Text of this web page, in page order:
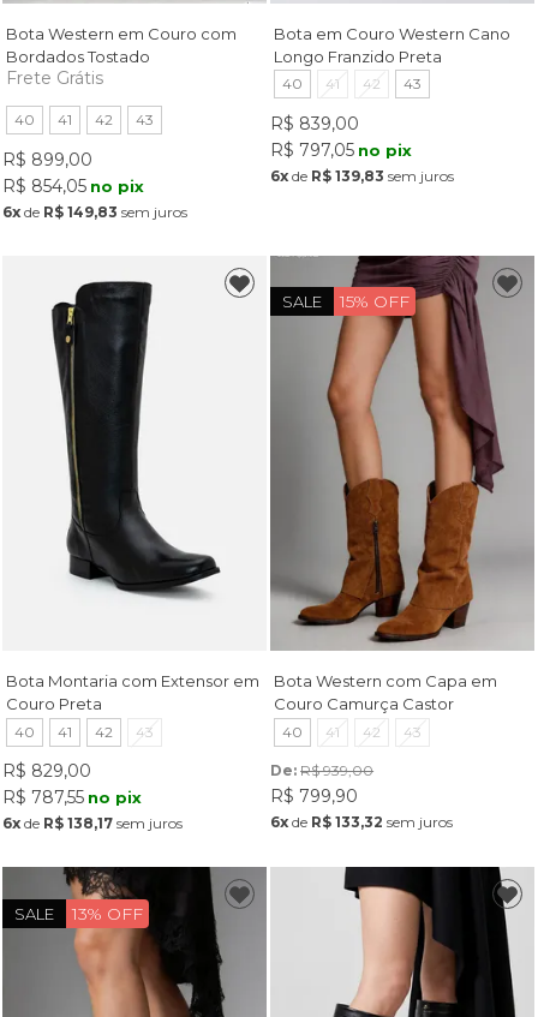
Bota Western em Couro com
Bordados Tostado
Frete Grátis
40 41 42 43
R$ 899,00
R$ 854,05 no pix
6xde R$ 149,83 sem juros
Bota em Couro Western Cano
Longo Franzido Preta
40 41 42 43
R$ 839,00
R$ 797,05 no pix
6x de R$ 139,83 sem juros
Bota Montaria com Extensor em
Couro Preta
40 41 42 43
R$ 829,00
R$ 787,55 no pix
6xde R$ 138,17sem juros
SALE 15% OFF
Bota Western com Capa em
Couro Camurça Castor
40 41 42 43
De: R$ 939,00
R$ 799,90
6x de R$ 133,32 sem juros
SALE 13% OFF